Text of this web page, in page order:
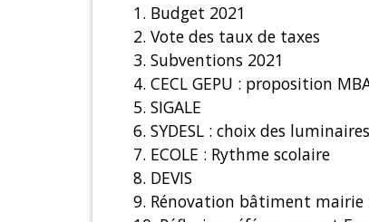
1. Budget 2021
2. Vote des taux de taxes
3. Subventions 2021
4. CECL GEPU : proposition
5. SIGALE
6. SYDESL : choix des luminaires
7. ECOLE : Rythme scolaire
8. DEVIS
9. Rénovation bâtiment